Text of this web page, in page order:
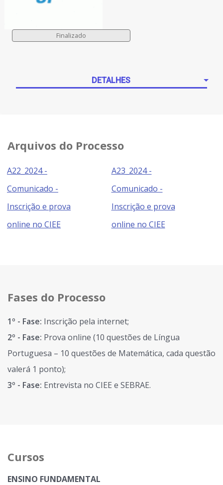
DETALHES
Arquivos do Processo
A22_2024 -
Comunicado -
Inscrição e prova
online no CIEE
A23_2024 -
Comunicado -
Inscrição e prova
online no CIEE
Fases do Processo
1º - Fase: Inscrição pela internet;
2º - Fase: Prova online (10 questões de Língua
Portuguesa – 10 questões de Matemática, cada questão
valerá 1 ponto);
3º - Fase: Entrevista no CIEE e SEBRAE.
Cursos
ENSINO FUNDAMENTAL